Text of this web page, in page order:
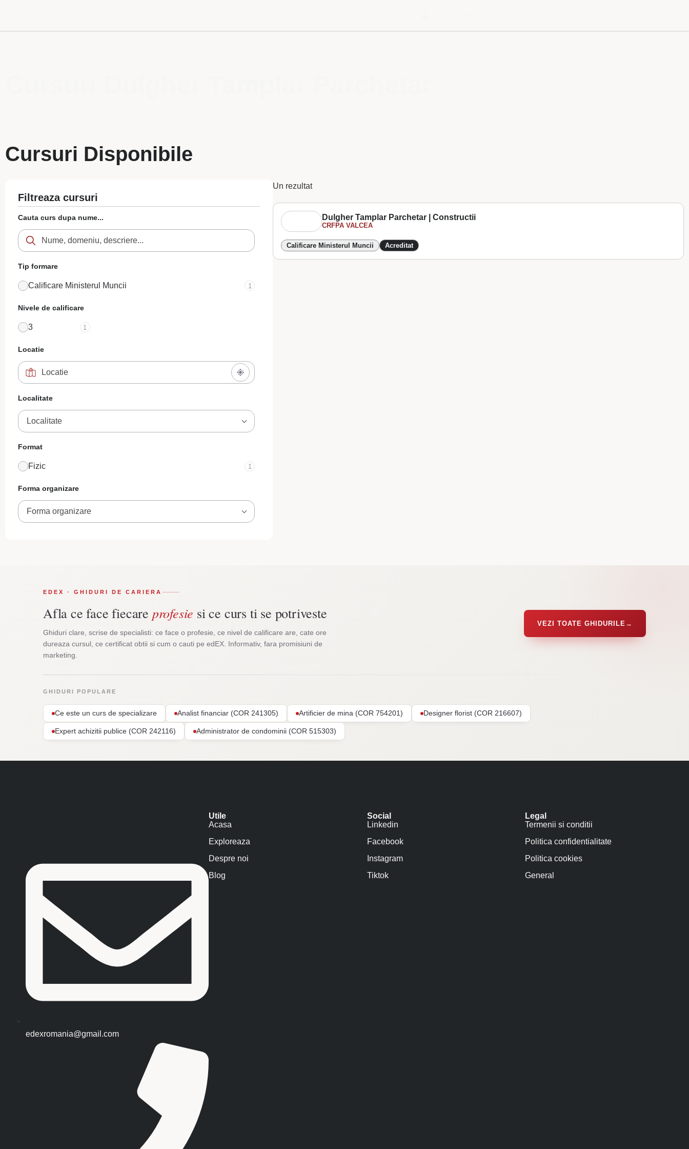
Cursuri Disponibile
Filtreaza cursuri
Cauta curs dupa nume...
Tip formare
Calificare Ministerul Muncii 1
Nivele de calificare
3 1
Locatie
Localitate
Localitate
Format
Fizic 1
Forma organizare
Forma organizare
Un rezultat
Dulgher Tamplar Parchetar | Constructii
CRFPA VALCEA
Calificare Ministerul Muncii Acreditat
EDEX · GHIDURI DE CARIERA
Afla ce face fiecare profesie si ce curs ti se potriveste
Ghiduri clare, scrise de specialisti: ce face o profesie, ce nivel de calificare are, cate ore
dureaza cursul, ce certificat obtii si cum o cauti pe edEX. Informativ, fara promisiuni de
marketing.
VEZI TOATE GHIDURILE →
GHIDURI POPULARE
Ce este un curs de specializare Analist financiar (COR 241305) Artificier de mina (COR 754201) Designer florist (COR 216607)
Expert achizitii publice (COR 242116) Administrator de condominii (COR 515303)
edexromania@gmail.com
Utile
Acasa
Exploreaza
Despre noi
Blog
Social
Linkedin
Facebook
Instagram
Tiktok
Legal
Termenii si conditii
Politica confidentialitate
Politica cookies
General